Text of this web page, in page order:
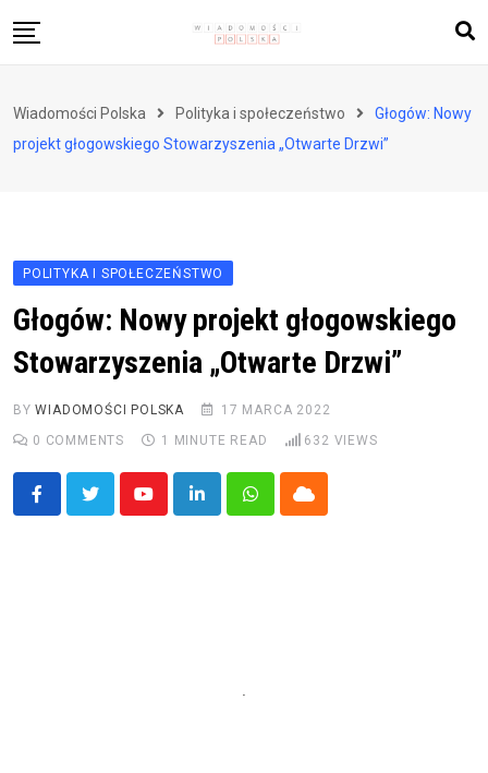
to
Zdrowie i styl życia
Wiadomości Polska Polityka i społeczeństwo
Głogów: Nowy
projekt głogowskiego Stowarzyszenia „Otwarte Drzwi”
POLITYKA I SPOŁECZEŃSTWO
Głogów: Nowy projekt głogowskiego
Stowarzyszenia „Otwarte Drzwi”
BYWIADOMOŚCI POLSKA
17 MARCA 2022
0 COMMENTS 1 MINUTE READ 632 VIEWS
YoutubeLinkedInWhatsappCloud